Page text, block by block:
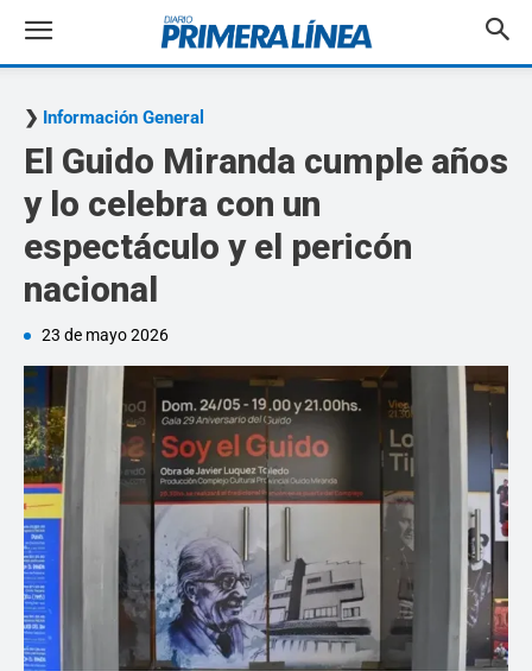
Información General
El Guido Miranda cumple años
y lo celebra con un
espectáculo y el pericón
nacional
23 de mayo 2026